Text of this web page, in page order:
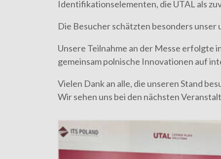
Identifikationselementen, die UTAL als
Die Besucher schätzten besonders
Unsere Teilnahme an der Messe erfolgte
gemeinsam polnische Innovationen auf
Vielen Dank an alle, die unseren Stand
Wir sehen uns bei den nächsten